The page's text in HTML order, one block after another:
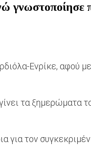
Ενρίκε, αφού
τα ξημερώματα
για τον